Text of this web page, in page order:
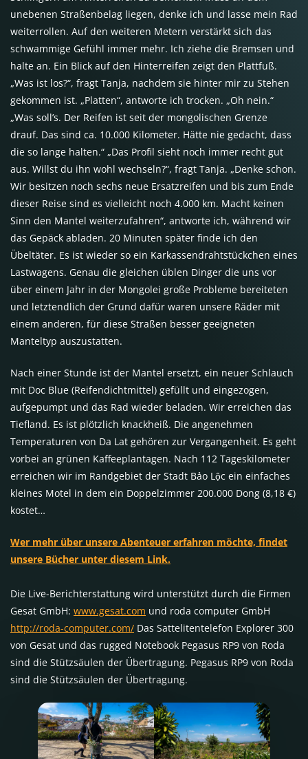
unebenen Straßenbelag liegen, denke ich und lasse mein Rad
weiterrollen. Auf den weiteren Metern verstärkt sich das
schwammige Gefühl immer mehr. Ich ziehe die Bremsen und
halte an. Ein Blick auf den Hinterreifen zeigt den Plattfuß.
„Was ist los?“, fragt Tanja, nachdem sie hinter mir zu Stehen
gekommen ist. „Platten“, antworte ich trocken. „Oh nein.“
„Was soll’s. Der Reifen ist seit der mongolischen Grenze
drauf. Das sind ca. 10.000 Kilometer. Hätte nie gedacht, dass
die so lange halten.“ „Das Profil sieht noch immer recht gut
aus. Willst du ihn wohl wechseln?“, fragt Tanja. „Denke schon.
Wir besitzen noch sechs neue Ersatzreifen und bis zum Ende
dieser Reise sind es vielleicht noch 4.000 km. Macht keinen
Sinn den Mantel weiterzufahren“, antworte ich, während wir
das Gepäck abladen. 20 Minuten später finde ich den
Übeltäter. Es ist wieder so ein Karkassendrahtstückchen eines
Lastwagens. Genau die gleichen üblen Dinger die uns vor
über einem Jahr in der Mongolei große Probleme bereiteten
und letztendlich der Grund dafür waren unsere Räder mit
einem anderen, für diese Straßen besser geeigneten
Manteltyp auszustatten.
Nach einer Stunde ist der Mantel ersetzt, ein neuer Schlauch
mit Doc Blue (Reifendichtmittel) gefüllt und eingezogen,
aufgepumpt und das Rad wieder beladen. Wir erreichen das
Tiefland. Es ist plötzlich knackheiß. Die angenehmen
Temperaturen von Da Lat gehören zur Vergangenheit. Es geht
vorbei an grünen Kaffeeplantagen. Nach 112 Tageskilometer
erreichen wir im Randgebiet der Stadt Bảo Lộc ein einfaches
kleines Motel in dem ein Doppelzimmer 200.000 Dong (8,18 €)
kostet…
Wer mehr über unsere Abenteuer erfahren möchte, findet
unsere Bücher unter diesem Link.
Die Live-Berichterstattung wird unterstützt durch die Firmen
Gesat GmbH: www.gesat.com und roda computer GmbH
http://roda-computer.com/ Das Sattelitentelefon Explorer 300
von Gesat und das rugged Notebook Pegasus RP9 von Roda
sind die Stützsäulen der Übertragung. Pegasus RP9 von Roda
sind die Stützsäulen der Übertragung.